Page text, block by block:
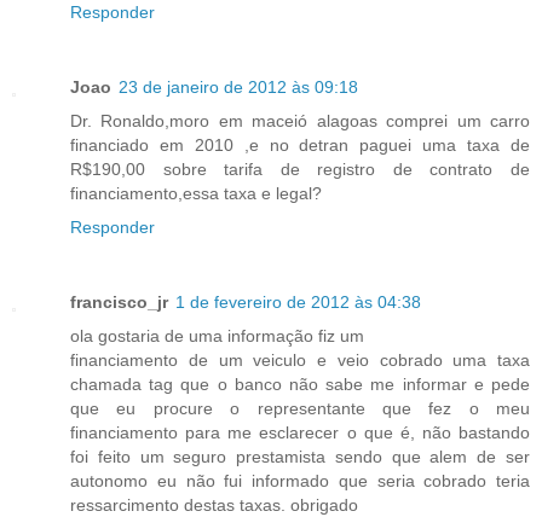
Responder
Joao 23 de janeiro de 2012 às 09:18
Dr. Ronaldo,moro em maceió alagoas comprei um carro
financiado em 2010 ,e no detran paguei uma taxa de
R$190,00 sobre tarifa de registro de contrato de
financiamento,essa taxa e legal?
Responder
francisco_jr 1 de fevereiro de 2012 às 04:38
ola gostaria de uma informação fiz um
financiamento de um veiculo e veio cobrado uma taxa
chamada tag que o banco não sabe me informar e pede
que eu procure o representante que fez o meu
financiamento para me esclarecer o que é, não bastando
foi feito um seguro prestamista sendo que alem de ser
autonomo eu não fui informado que seria cobrado teria
ressarcimento destas taxas. obrigado